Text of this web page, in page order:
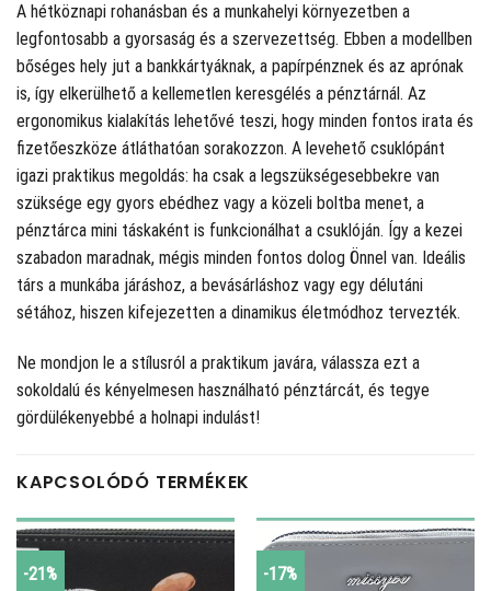
A hétköznapi rohanásban és a munkahelyi környezetben a
legfontosabb a gyorsaság és a szervezettség. Ebben a modellben
bőséges hely jut a bankkártyáknak, a papírpénznek és az aprónak
is, így elkerülhető a kellemetlen keresgélés a pénztárnál. Az
ergonomikus kialakítás lehetővé teszi, hogy minden fontos irata és
fizetőeszköze átláthatóan sorakozzon. A levehető csuklópánt
igazi praktikus megoldás: ha csak a legszükségesebbekre van
szüksége egy gyors ebédhez vagy a közeli boltba menet, a
pénztárca mini táskaként is funkcionálhat a csuklóján. Így a kezei
szabadon maradnak, mégis minden fontos dolog Önnel van. Ideális
társ a munkába járáshoz, a bevásárláshoz vagy egy délutáni
sétához, hiszen kifejezetten a dinamikus életmódhoz tervezték.
Ne mondjon le a stílusról a praktikum javára, válassza ezt a
sokoldalú és kényelmesen használható pénztárcát, és tegye
gördülékenyebbé a holnapi indulást!
KAPCSOLÓDÓ TERMÉKEK
-21% -17%